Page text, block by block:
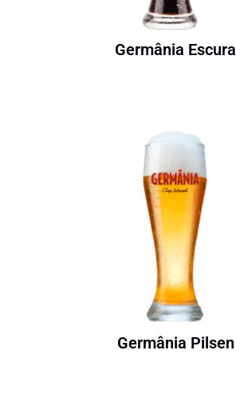
Germânia Escura
Germânia Pilsen